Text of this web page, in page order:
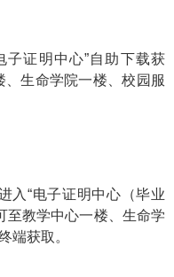
子证明中心”自助下载获
生命学院一楼、校园服
入“电子证明中心（毕业
至教学中心一楼、生命学
端获取。